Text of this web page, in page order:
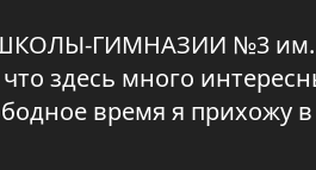
ГИМНАЗИИ №3
здесь много
время я прихожу в